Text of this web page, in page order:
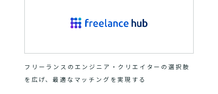
フリーランスのエンジニア・クリエイターの選択肢
を広げ、最適なマッチングを実現する